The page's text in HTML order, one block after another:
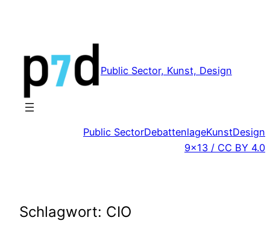
Public Sector, Kunst, Design
Public SectorDebattenlageKunstDesign
9×13 / CC BY 4.0
Schlagwort: CIO